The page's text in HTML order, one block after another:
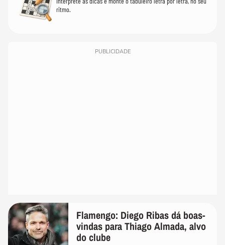
ritmo.
PUBLICIDADE
Flamengo: Diego Ribas dá boas-
vindas para Thiago Almada, alvo
do clube